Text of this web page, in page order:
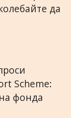
да
Scheme:
фонда